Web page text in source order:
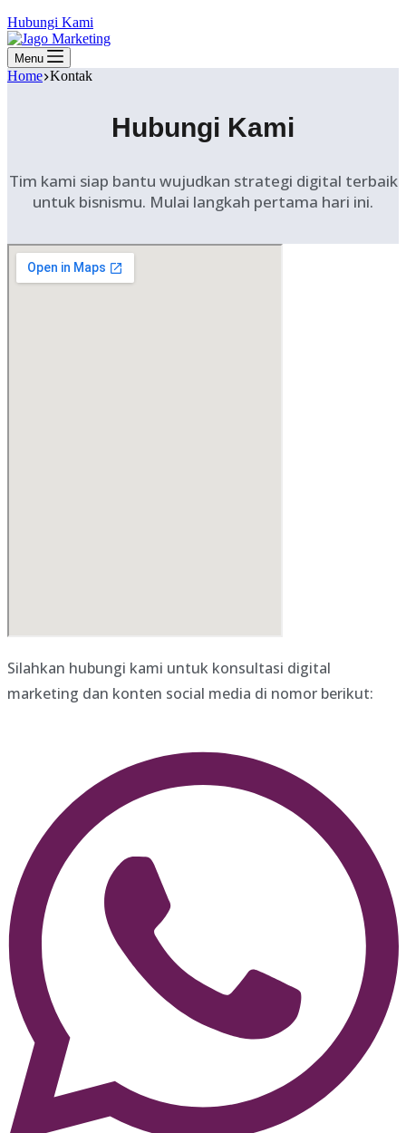
Hubungi Kami
Menu
Home Kontak
Hubungi Kami
Tim kami siap bantu wujudkan strategi digital terbaik
untuk bisnismu. Mulai langkah pertama hari ini.
Silahkan hubungi kami untuk konsultasi digital
marketing dan konten social media di nomor berikut: